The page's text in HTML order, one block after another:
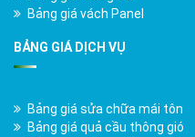
Bảng giá vách Panel
BẢNG GIÁ DỊCH VỤ
Bảng giá sửa chữa mái tôn
Bảng giá quả cầu thông gió